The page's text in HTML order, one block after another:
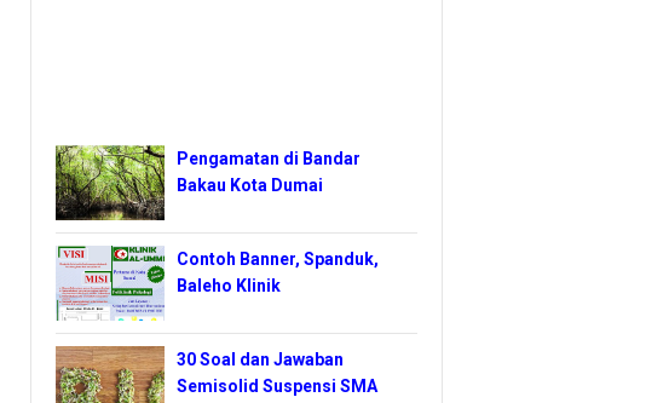
Pengamatan di Bandar
Bakau Kota Dumai
Contoh Banner, Spanduk,
Baleho Klinik
30 Soal dan Jawaban
Semisolid Suspensi SMA